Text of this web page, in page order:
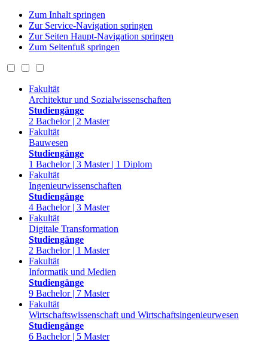
Zum Inhalt springen
Zur Service-Navigation springen
Zur Seiten Haupt-Navigation springen
Zum Seitenfuß springen
Fakultät
Architektur und Sozialwissenschaften
Studiengänge
2 Bachelor | 2 Master
Fakultät
Bauwesen
Studiengänge
1 Bachelor | 3 Master | 1 Diplom
Fakultät
Ingenieurwissenschaften
Studiengänge
4 Bachelor | 3 Master
Fakultät
Digitale Transformation
Studiengänge
2 Bachelor | 1 Master
Fakultät
Informatik und Medien
Studiengänge
9 Bachelor | 7 Master
Fakultät
Wirtschaftswissenschaft und Wirtschaftsingenieurwesen
Studiengänge
6 Bachelor | 5 Master